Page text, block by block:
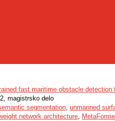
fast maritime obstacle
magistrsko delo
segmentation, unmanned
network architecture,